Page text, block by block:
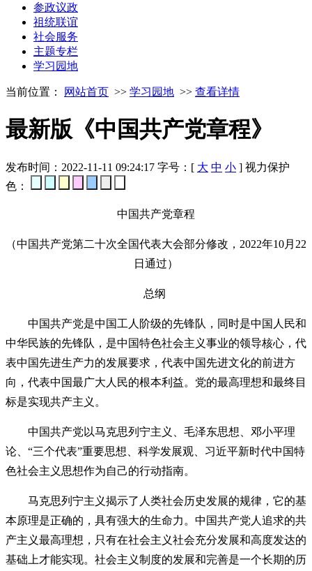
参政议政
祖统联谊
社会服务
主题专栏
学习园地
当前位置： 网站首页 >> 学习园地 >> 查看详情
最新版《中国共产党章程》
发布时间：2022-11-11 09:24:17 字号：[ 大 中 小 ] 视力保护
色：
中国共产党章程
（中国共产党第二十次全国代表大会部分修改，2022年10月22
日通过）
总纲
中国共产党是中国工人阶级的先锋队，同时是中国人民和
中华民族的先锋队，是中国特色社会主义事业的领导核心，代
表中国先进生产力的发展要求，代表中国先进文化的前进方
向，代表中国最广大人民的根本利益。党的最高理想和最终目
标是实现共产主义。
中国共产党以马克思列宁主义、毛泽东思想、邓小平理
论、“三个代表”重要思想、科学发展观、习近平新时代中国特
色社会主义思想作为自己的行动指南。
马克思列宁主义揭示了人类社会历史发展的规律，它的基
本原理是正确的，具有强大的生命力。中国共产党人追求的共
产主义最高理想，只有在社会主义社会充分发展和高度发达的
基础上才能实现。社会主义制度的发展和完善是一个长期的历